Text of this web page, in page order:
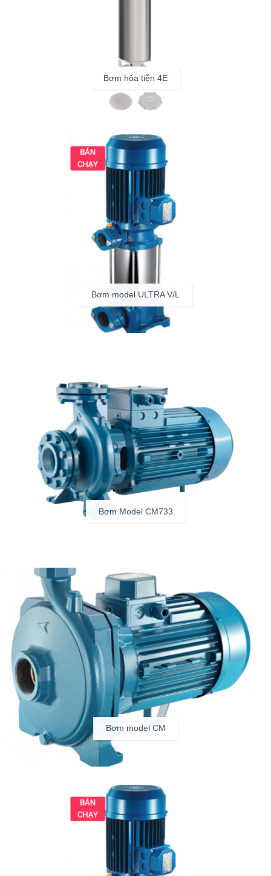
Bơm hỏa tiễn 4E
Bơm model ULTRA V/L
Bơm Model CM733
Bơm model CM